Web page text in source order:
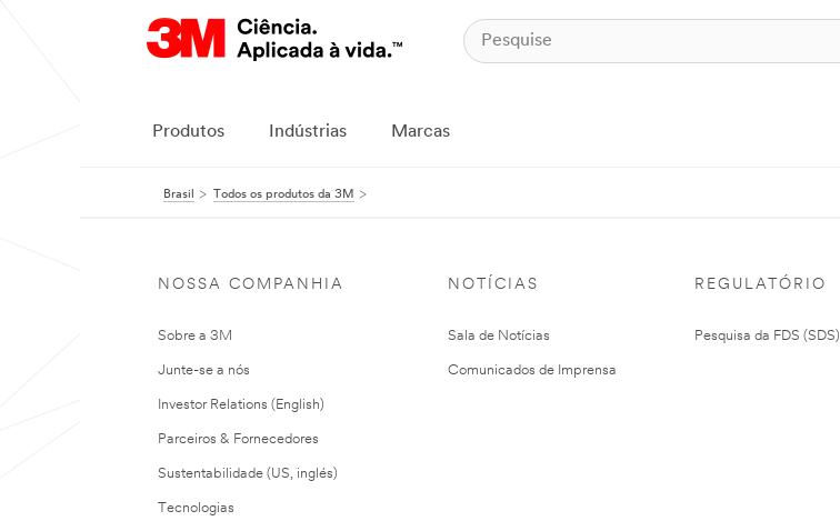
Produtos Indústrias Marcas
Brasil Todos os produtos da 3M
NOSSA COMPANHIA
Sobre a 3M
Junte-se a nós
Investor Relations (English)
Parceiros & Fornecedores
Sustentabilidade (US, inglés)
Tecnologias
NOTÍCIAS
Sala de Notícias
Comunicados de Imprensa
REGULATÓRIO
Pesquisa da FDS (SDS)